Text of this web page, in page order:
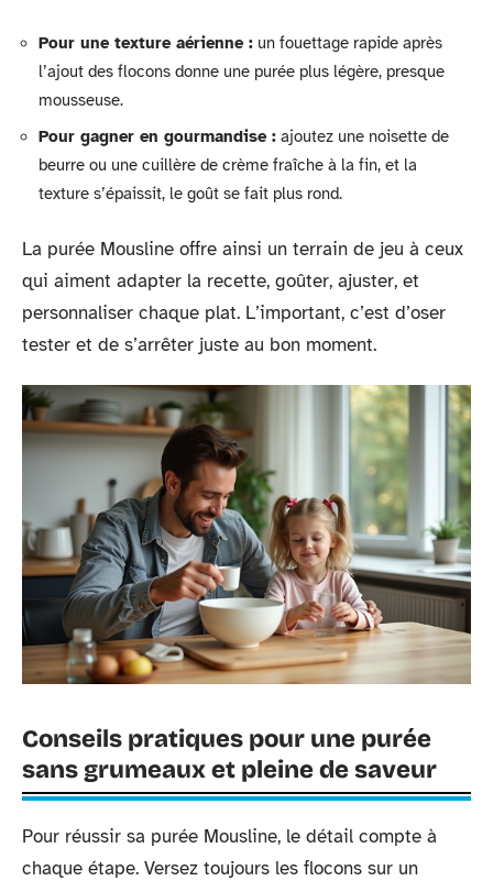
Pour une texture aérienne : un fouettage rapide après
l’ajout des flocons donne une purée plus légère, presque
mousseuse.
Pour gagner en gourmandise : ajoutez une noisette de
beurre ou une cuillère de crème fraîche à la fin, et la
texture s’épaissit, le goût se fait plus rond.
La purée Mousline offre ainsi un terrain de jeu à ceux
qui aiment adapter la recette, goûter, ajuster, et
personnaliser chaque plat. L’important, c’est d’oser
tester et de s’arrêter juste au bon moment.
Conseils pratiques pour une purée
sans grumeaux et pleine de saveur
Pour réussir sa purée Mousline, le détail compte à
chaque étape. Versez toujours les flocons sur un